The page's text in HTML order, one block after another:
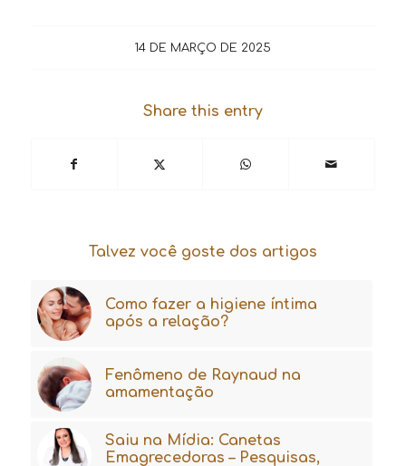
14 DE MARÇO DE 2025
Share this entry
Talvez você goste dos artigos
Como fazer a higiene íntima
após a relação?
Fenômeno de Raynaud na
amamentação
Saiu na Mídia: Canetas
Emagrecedoras – Pesquisas,